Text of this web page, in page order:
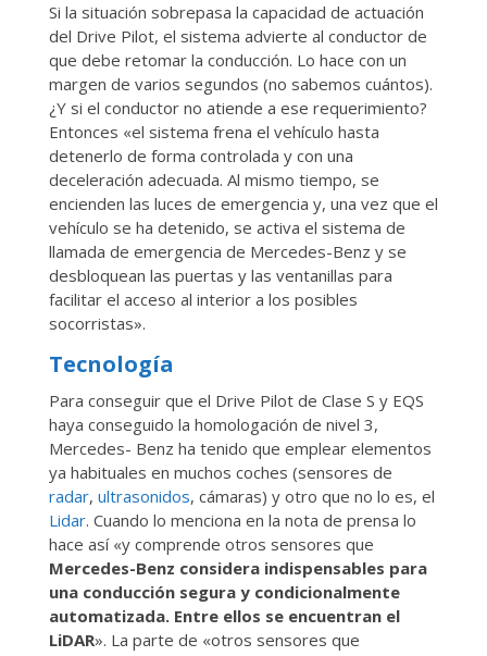
Si la situación sobrepasa la capacidad de actuación
del Drive Pilot, el sistema advierte al conductor de
que debe retomar la conducción. Lo hace con un
margen de varios segundos (no sabemos cuántos).
¿Y si el conductor no atiende a ese requerimiento?
Entonces «el sistema frena el vehículo hasta
detenerlo de forma controlada y con una
deceleración adecuada. Al mismo tiempo, se
encienden las luces de emergencia y, una vez que el
vehículo se ha detenido, se activa el sistema de
llamada de emergencia de Mercedes-Benz y se
desbloquean las puertas y las ventanillas para
facilitar el acceso al interior a los posibles
socorristas».
Tecnología
Para conseguir que el Drive Pilot de Clase S y EQS
haya conseguido la homologación de nivel 3,
Mercedes- Benz ha tenido que emplear elementos
ya habituales en muchos coches (sensores de
radar, ultrasonidos, cámaras) y otro que no lo es, el
Lidar. Cuando lo menciona en la nota de prensa lo
hace así «y comprende otros sensores que
Mercedes-Benz considera indispensables para
una conducción segura y condicionalmente
automatizada. Entre ellos se encuentran el
LiDAR». La parte de «otros sensores que